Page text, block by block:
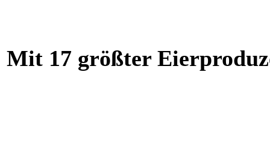
Mit 17 größter